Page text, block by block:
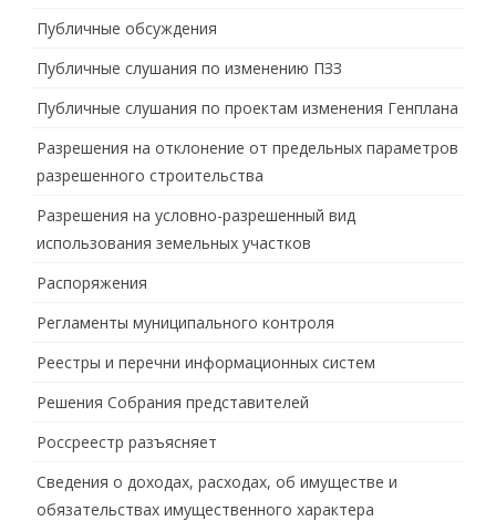
Публичные обсуждения
Публичные слушания по изменению ПЗЗ
Публичные слушания по проектам изменения Генплана
Разрешения на отклонение от предельных параметров
разрешенного строительства
Разрешения на условно-разрешенный вид
использования земельных участков
Распоряжения
Регламенты муниципального контроля
Реестры и перечни информационных систем
Решения Собрания представителей
Россреестр разъясняет
Сведения о доходах, расходах, об имуществе и
обязательствах имущественного характера